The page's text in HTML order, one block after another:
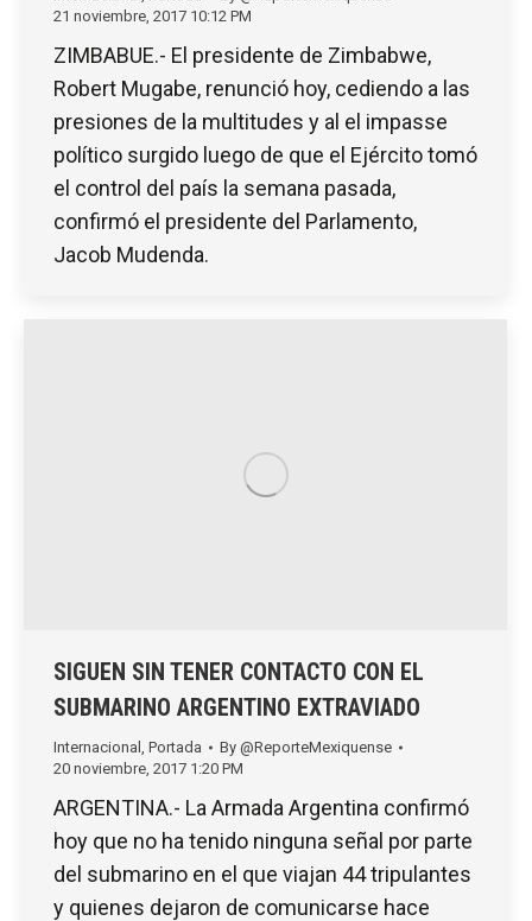
21 noviembre, 2017 10:12 PM
ZIMBABUE.- El presidente de Zimbabwe,
Robert Mugabe, renunció hoy, cediendo a las
presiones de la multitudes y al el impasse
político surgido luego de que el Ejército tomó
el control del país la semana pasada,
confirmó el presidente del Parlamento,
Jacob Mudenda.
SIGUEN SIN TENER CONTACTO CON EL
SUBMARINO ARGENTINO EXTRAVIADO
Internacional Portada By @ReporteMexiquense
20 noviembre, 2017 1:20 PM
ARGENTINA.- La Armada Argentina confirmó
hoy que no ha tenido ninguna señal por parte
del submarino en el que viajan 44 tripulantes
y quienes dejaron de comunicarse hace